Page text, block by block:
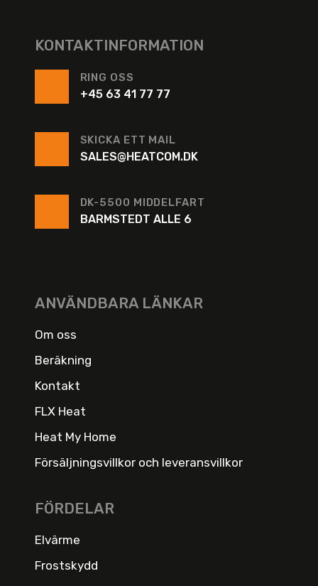
KONTAKTINFORMATION
RING OSS
+45 63 41 77 77
SKICKA ETT MAIL
SALES@HEATCOM.DK
DK-5500 MIDDELFART
BARMSTEDT ALLE 6
ANVÄNDBARA LÄNKAR
Om oss
Beräkning
Kontakt
FLX Heat
Heat My Home
Försäljningsvillkor och leveransvillkor
FÖRDELAR
Elvärme
Frostskydd